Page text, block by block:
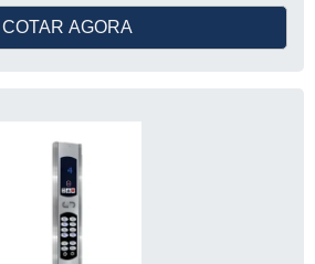
de velocidade. A
é certificada para áreas
16200, ideal para transporte
de pessoas e materiais
industriais. A Rack
técnico, manutenção,
e peças de
alta produtividade e
COTAR AGORA